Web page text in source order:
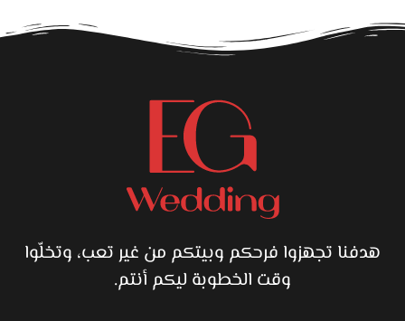
هدفنا تجهزوا فرحكم وبيتكم من غير تعب، وتخلّوا
وقت الخطوبة ليكم أنتم.